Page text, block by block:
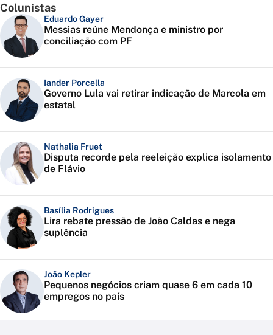
Colunistas
Eduardo Gayer
Messias reúne Mendonça e ministro por
conciliação com PF
Iander Porcella
Governo Lula vai retirar indicação de Marcola em
estatal
Nathalia Fruet
Disputa recorde pela reeleição explica isolamento
de Flávio
Basília Rodrigues
Lira rebate pressão de João Caldas e nega
suplência
João Kepler
Pequenos negócios criam quase 6 em cada 10
empregos no país